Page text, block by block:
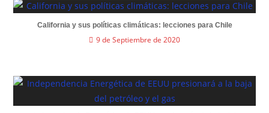
California y sus políticas climáticas: lecciones para Chile
9 de Septiembre de 2020